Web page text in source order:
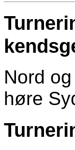
Nord
høre